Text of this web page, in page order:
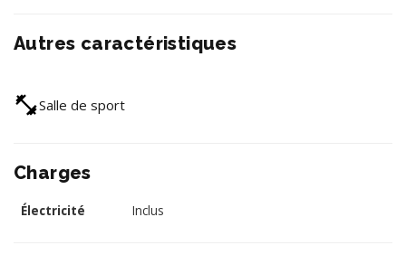
Autres caractéristiques
Salle de sport
Charges
Électricité Inclus